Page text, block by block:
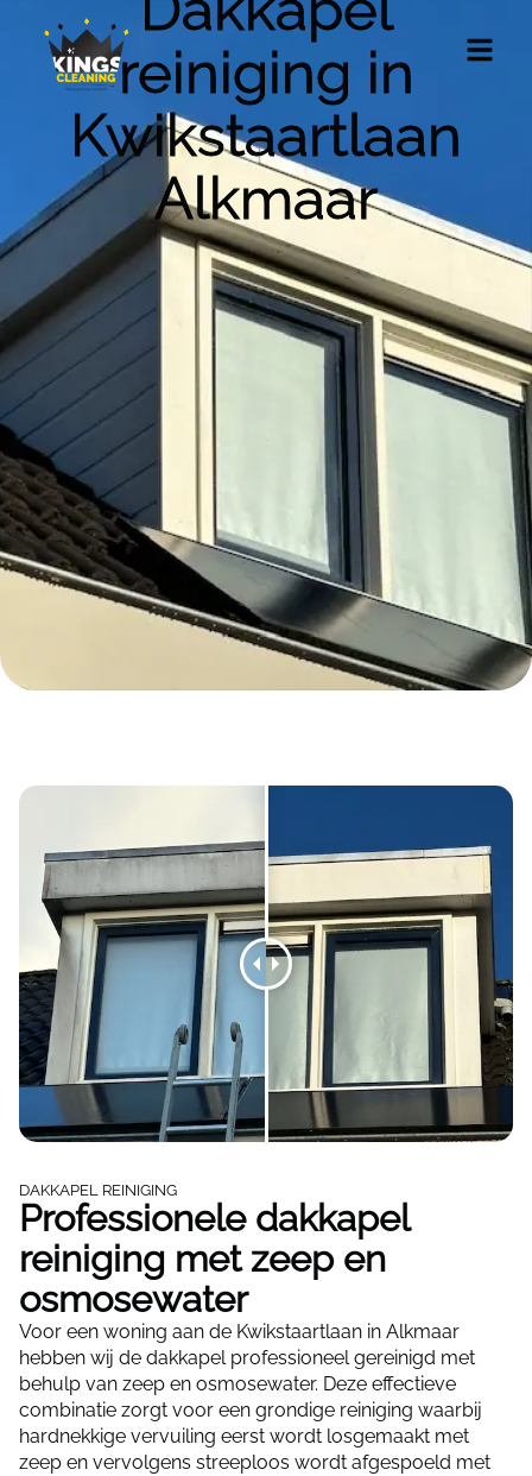
reiniging in
Kwikstaartlaan
Alkmaar
DAKKAPEL REINIGING
Professionele dakkapel
reiniging met zeep en
osmosewater
Voor een woning aan de Kwikstaartlaan in Alkmaar
hebben wij de dakkapel professioneel gereinigd met
behulp van zeep en osmosewater. Deze effectieve
combinatie zorgt voor een grondige reiniging waarbij
hardnekkige vervuiling eerst wordt losgemaakt met
zeep en vervolgens streeploos wordt afgespoeld met